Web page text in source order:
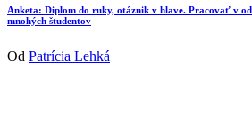
Anketa: Diplom do ruky, otáznik v hlave. Pracovať v
mnohých študentov
Od Patrícia Lehká